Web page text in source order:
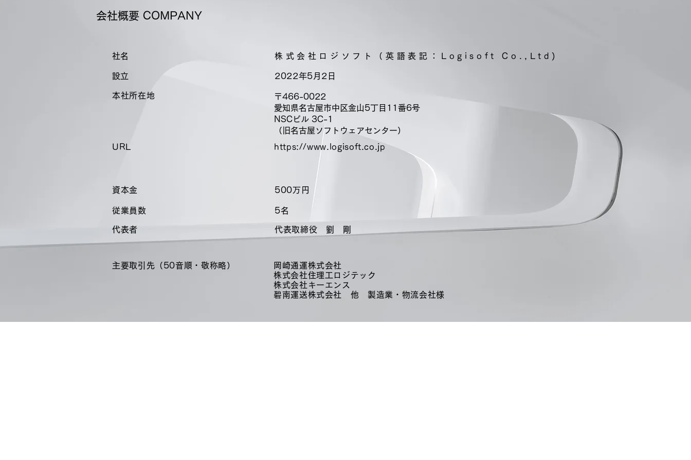
頂いております。ただし管理が明
会社概要 COMPANY
​社名
​設立
本社所在地
URL
資本金
従業員数
代表者
主要取引先（50音順・敬称略）
株式会社ロジソフト（英語表記：Logisoft Co.,Ltd)
2022年5月2日
〒466-0022
愛知県名古屋市中区金山5丁目11番6号
​NSCビル 3C-1
​（旧名古屋ソフトウェアセンター）
https://www.logisoft.co.jp
500万円
5名
代表取締役 劉 剛
岡崎通運株式会社
株式会社住理工ロジテック
株式会社キーエンス
碧南運送株式会社 他 製造業・物流会社様